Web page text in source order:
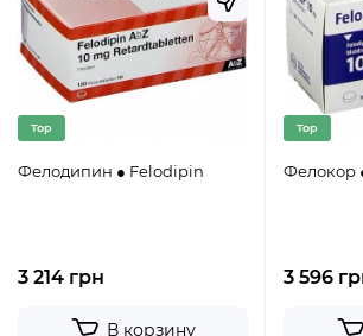
Top
Фелодипин ● Felodipin
3 214 грн
В корзину
Top
Фелокор
3 596